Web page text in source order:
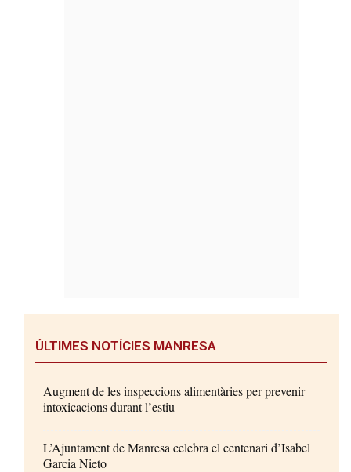
ÚLTIMES NOTÍCIES MANRESA
Augment de les inspeccions alimentàries per prevenir
intoxicacions durant l’estiu
L’Ajuntament de Manresa celebra el centenari d’Isabel
Garcia Nieto